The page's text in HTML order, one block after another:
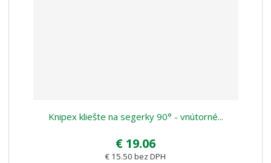
Knipex kliešte na segerky 90° - vnútorné...
€ 19.06
€ 15.50 bez DPH